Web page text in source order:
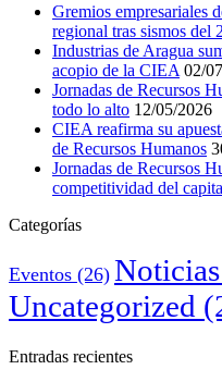
Gremios empresariales
regional tras sismos del
Industrias de Aragua
acopio de la CIEA 02/
Jornadas de Recursos
todo lo alto 12/05/2026
CIEA reafirma su
de Recursos Humanos
Jornadas de Recursos
competitividad del
Categorías
Eventos (26) Noticias
Uncategorized
Entradas recientes